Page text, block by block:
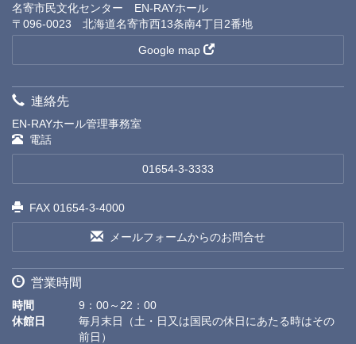
名寄市民文化センター EN-RAYホール
〒096-0023 北海道名寄市西13条南4丁目2番地
Google map
連絡先
EN-RAYホール管理事務室
電話
01654-3-3333
FAX 01654-3-4000
メールフォームからのお問合せ
営業時間
時間
9：00～22：00
休館日
毎月末日（土・日又は国民の休日にあたる時はその
前日）